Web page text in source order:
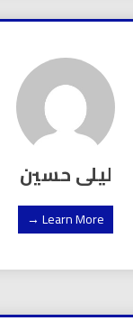
ليلى حسين
Learn More →